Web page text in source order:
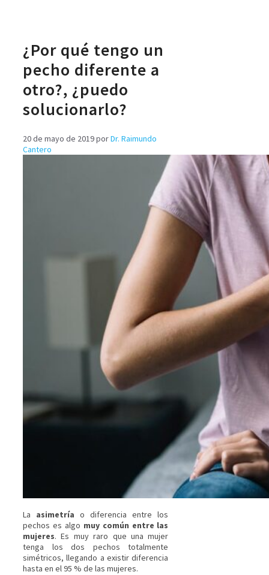
¿Por qué tengo un
pecho diferente a
otro?, ¿puedo
solucionarlo?
20 de mayo de 2019porDr. Raimundo
Cantero
La asimetría o diferencia entre los
pechos es algo muy común entre las
mujeres. Es muy raro que una mujer
tenga los dos pechos totalmente
simétricos, llegando a existir diferencia
hasta en el 95 % de las mujeres.